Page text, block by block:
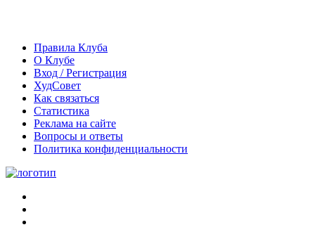
Правила Клуба
О Клубе
Вход / Регистрация
ХудСовет
Как связаться
Статистика
Реклама на сайте
Вопросы и ответы
Политика конфиденциальности